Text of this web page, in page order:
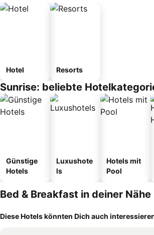
Hotel Resorts
Sunrise: beliebte
Günstige
Hotels
Luxushote
ls
Hotels mit
Pool
Bed & Breakfast in deiner Nähe
Diese Hotels könnten Dich auch